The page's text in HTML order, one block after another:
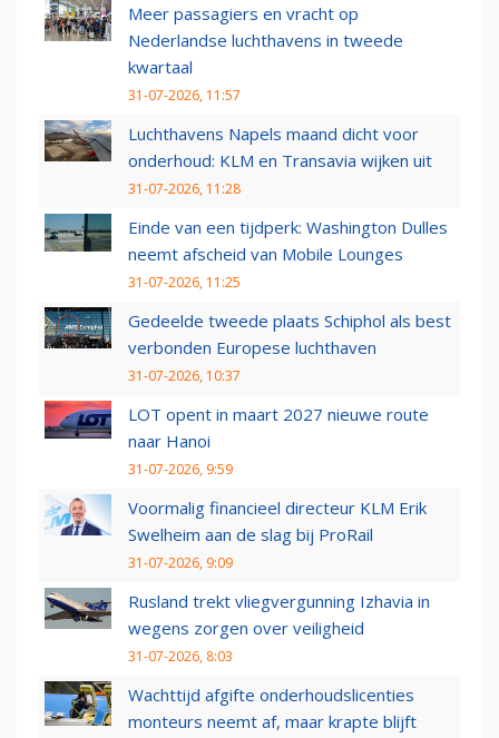
Meer passagiers en vracht op
Nederlandse luchthavens in tweede
kwartaal
31-07-2026, 11:57
Luchthavens Napels maand dicht voor
onderhoud: KLM en Transavia wijken uit
31-07-2026, 11:28
Einde van een tijdperk: Washington Dulles
neemt afscheid van Mobile Lounges
31-07-2026, 11:25
Gedeelde tweede plaats Schiphol als best
verbonden Europese luchthaven
31-07-2026, 10:37
LOT opent in maart 2027 nieuwe route
naar Hanoi
31-07-2026, 9:59
Voormalig financieel directeur KLM Erik
Swelheim aan de slag bij ProRail
31-07-2026, 9:09
Rusland trekt vliegvergunning Izhavia in
wegens zorgen over veiligheid
31-07-2026, 8:03
Wachttijd afgifte onderhoudslicenties
monteurs neemt af, maar krapte blijft